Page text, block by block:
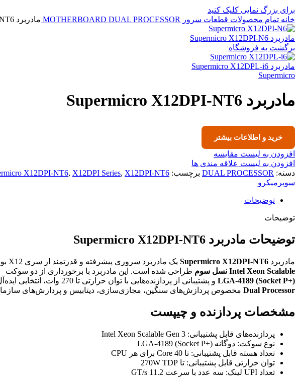
برای بزرگ نمایی کلیک کنید
خانه تمام محصولات قطعات سرور MOTHERBOARD DUAL PROCESSOR مادربرد Supermicro X12DPI-NT6
مادربرد Supermicro X12DPI-N6
برگشت به فروشگاه
مادربرد Supermicro X12DPL-i6
Supermicro
مادربرد Supermicro X12DPI-NT6
خرید و اطلاعات بیشتر
افزودن به لیست مقایسه
افزودن به لیست علاقه مندی ها
دسته: DUAL PROCESSOR برچسب: X12DPI-NT6, X12DPI Series, X12DPI-NT6
سوپرمیکرو
توضیحات
توضیحات
توضیحات مادربرد Supermicro X12DPI-NT6
مادربرد Supermicro X12DPI-NT6 یک مادربرد سروری پیشرفته و قدرتمند از سری X12 بوده که برای میزبانی پردازنده‌های
Intel Xeon Scalable نسل سوم
طراحی شده است. این مادربرد با برخورداری از دو سوکت
LGA-4189 (Socket P+) و پشتیبانی از پردازنده‌هایی با توان حرارتی تا 270 وات، انتخابی ایده‌آل برای سرورهای
Dual Processor مخصوص پردازش‌های سنگین، مجازی‌سازی، دیتابیس و پردازش‌های
مشخصات پردازنده و چیپست
پردازنده‌های قابل پشتیبانی: Intel Xeon Scalable Gen 3
نوع سوکت: دوگانه LGA-4189 (Socket P+)
تعداد هسته قابل پشتیبانی: تا 40 Core برای هر CPU
توان حرارتی قابل پشتیبانی: تا 270W TDP
تعداد UPI لینک: سه عدد با سرعت 11.2 GT/s